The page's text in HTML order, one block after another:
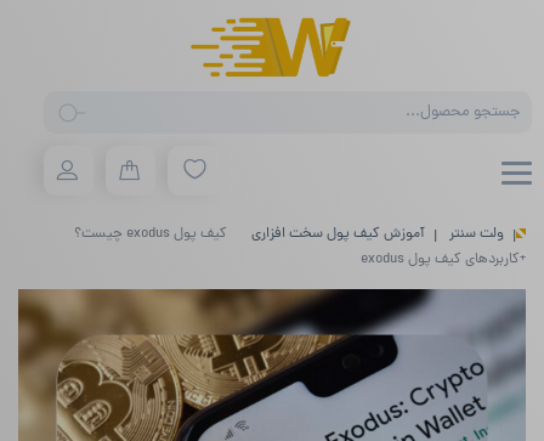
search
ولت سنتر آموزش کیف پول سخت افزاری
کیف پول exodus چیست؟
+کاربردهای کیف پول exodus